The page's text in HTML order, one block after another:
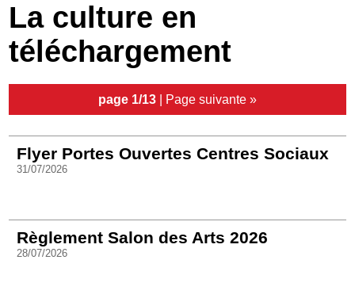
Economie
Services
Contacts
La culture en
téléchargement
page 1/13 | Page suivante »
Flyer Portes Ouvertes Centres Sociaux
31/07/2026
Règlement Salon des Arts 2026
28/07/2026